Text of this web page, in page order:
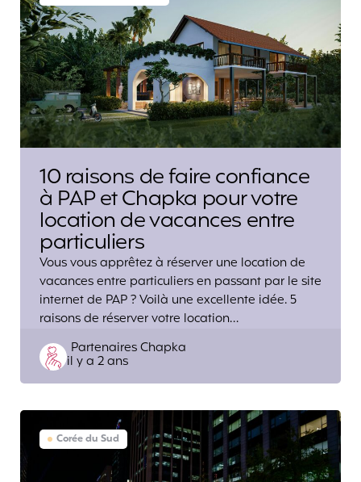
10 raisons de faire confiance
à PAP et Chapka pour votre
location de vacances entre
particuliers
Vous vous apprêtez à réserver une location de
vacances entre particuliers en passant par le site
internet de PAP ? Voilà une excellente idée. 5
raisons de réserver votre location…
Posted
by
Partenaires Chapka
il y a 2 ans
Corée du Sud